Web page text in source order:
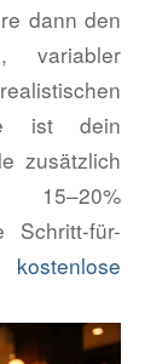
dann den
variabler
ist dein
zusätzlich
15–20%
Schritt-für-
kostenlose